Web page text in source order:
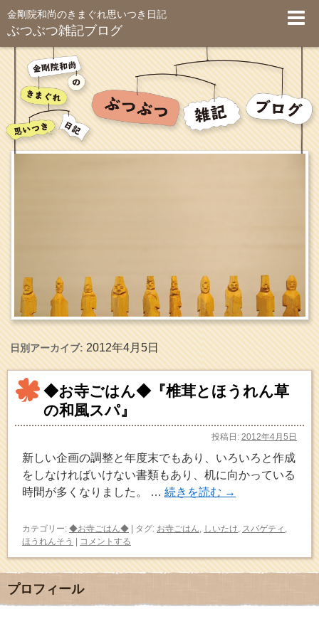
金剛院和尚のきまぐれ思いつき日記
ぶつぶつ雑記ブログ
日別アーカイブ:2012年4月5日
◆お寺ごはん◆『椎茸とほうれん草
の和風スパ』
投稿日: 2012年4月5日
新しい企画の調整と年度末でもあり、いろいろと作成
をしなければいけない書類もあり、机に向かっている
時間が多くなりました。 … 続きを読む →
カテゴリー: ◆お寺ごはん◆ | タグ: お寺ごはん しいたけ スパゲティ
ほうれんそう | コメントする
プロフィール